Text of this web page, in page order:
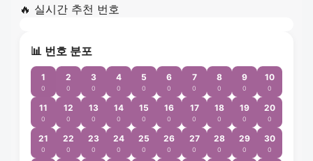
🔥 실시간 추천 번호
📊 번호 분포
1
0
2
0
3
0
4
0
5
0
6
0
7
0
8
0
9
0
10
0
11
0
12
0
13
0
14
0
15
0
16
0
17
0
18
0
19
0
20
0
21
0
22
0
23
0
24
0
25
0
26
0
27
0
28
0
29
0
30
0